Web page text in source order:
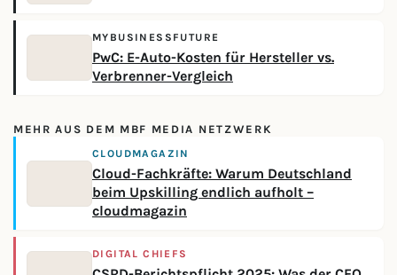
MYBUSINESSFUTURE
PwC: E-Auto-Kosten für Hersteller vs.
Verbrenner-Vergleich
MEHR AUS DEM MBF MEDIA NETZWERK
CLOUDMAGAZIN
Cloud-Fachkräfte: Warum Deutschland
beim Upskilling endlich aufholt –
cloudmagazin
DIGITAL CHIEFS